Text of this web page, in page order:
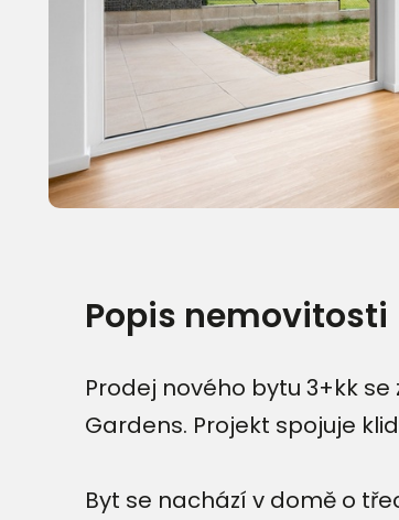
Popis nemovitosti
Prodej nového bytu 3+kk
Gardens. Projekt spojuje
Byt se nachází v domě o